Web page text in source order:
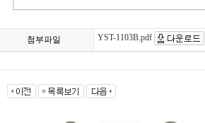
첨부파일 YST-1103B.pdf